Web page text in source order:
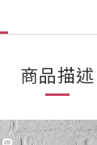
商品描述